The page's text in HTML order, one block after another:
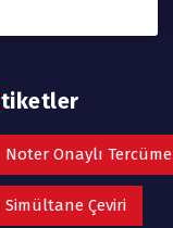
Etiketler
Noter Onaylı Tercüme
Simültane Çeviri